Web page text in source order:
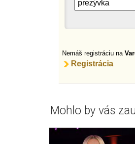
Nemáš registráciu na
Registrácia
Mohlo by vás